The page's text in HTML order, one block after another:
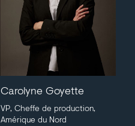
Carolyne Goyette
VP, Cheffe de production,
Amérique du Nord